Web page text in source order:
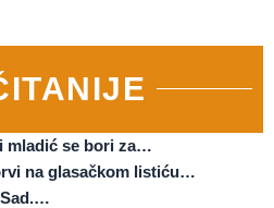
mladić se bori za…
na glasačkom listiću…
Sad.…